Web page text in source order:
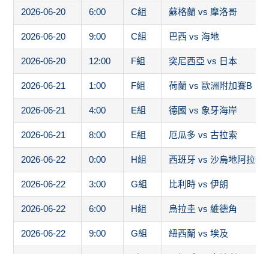
2026-06-20 6:00 C組 蘇格蘭 vs 摩洛哥
2026-06-20 9:00 C組 巴西 vs 海地
2026-06-20 12:00 F組 突尼西亞 vs 日本
2026-06-21 1:00 F組 荷蘭 vs 歐洲附加賽B
2026-06-21 4:00 E組 德國 vs 象牙海岸
2026-06-21 8:00 E組 厄瓜多 vs 古拉索
2026-06-22 0:00 H組 西班牙 vs 沙烏地阿拉伯
2026-06-22 3:00 G組 比利時 vs 伊朗
2026-06-22 6:00 H組 烏拉圭 vs 維德角
2026-06-22 9:00 G組 紐西蘭 vs 埃及